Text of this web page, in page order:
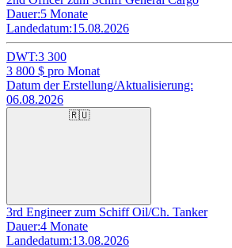
Dauer:5 Monate
Landedatum:15.08.2026
DWT:3 300
3 800 $ pro Monat
Datum der Erstellung/Aktualisierung:
06.08.2026
🇷🇺
3rd Engineer zum Schiff Oil/Ch. Tanker
Dauer:4 Monate
Landedatum:13.08.2026